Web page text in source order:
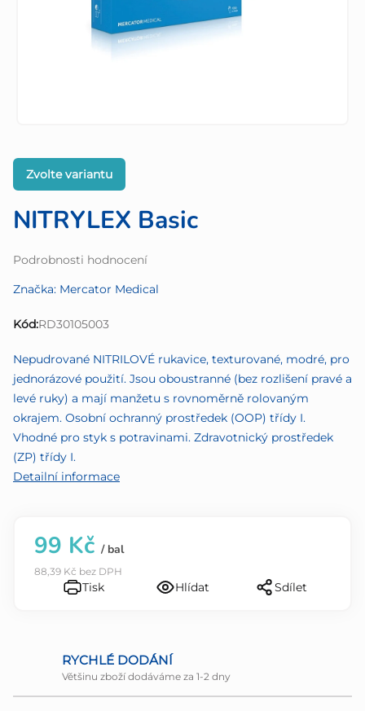
NITRYLEX Basic
Průměrné
produktu
0,0
hvězdiček.
Podrobnosti hodnocení
Značka: Mercator Medical
Kód:RD30105003
Zvolte variantu
Nepudrované NITRILOVÉ rukavice, texturované, modré, pro
jednorázové použití. Jsou oboustranné (bez rozlišení pravé a
levé ruky) a mají manžetu s rovnoměrně rolovaným
okrajem. Osobní ochranný prostředek (OOP) třídy I.
Vhodné pro styk s potravinami. Zdravotnický prostředek
(ZP) třídy I.
Detailní informace
99 Kč / bal
88,39 Kč bez DPH
Tisk Hlídat Sdílet
RYCHLÉ DODÁNÍ
Většinu zboží dodáváme za 1-2 dny